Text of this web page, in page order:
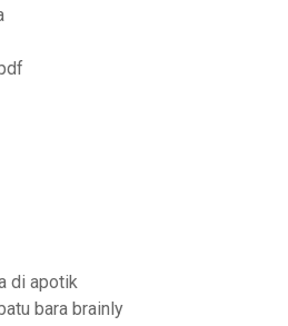
di apotik
bara brainly